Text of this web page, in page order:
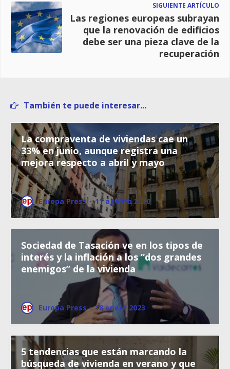
SIGUIENTE ARTÍCULO
Las regiones europeas subrayan
que la renovación de edificios
debe ser una pieza clave de la
recuperación
También te puede interesar...
La compraventa de viviendas cae un
33% en junio, aunque registra una
mejora respecto a abril y mayo
Europa Press · 11 agosto 2020
Sociedad de Tasación ve en los tipos de
interés y la inflación a los “dos grandes
enemigos” de la vivienda
Europa Press · 18 enero 2023
5 tendencias que están marcando la
búsqueda de vivienda en verano y que